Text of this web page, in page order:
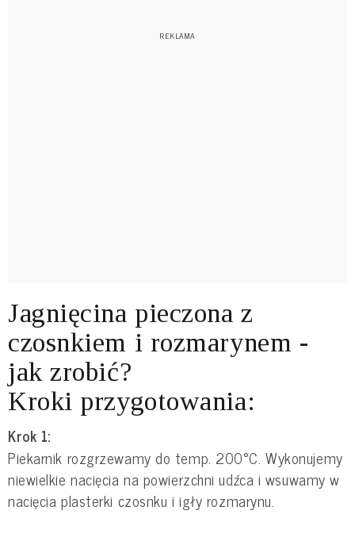
Jagnięcina pieczona z
czosnkiem i rozmarynem -
jak zrobić?
Kroki przygotowania:
Krok 1:
Piekarnik rozgrzewamy do temp. 200°C. Wykonujemy
niewielkie nacięcia na powierzchni udźca i wsuwamy w
nacięcia plasterki czosnku i igły rozmarynu.